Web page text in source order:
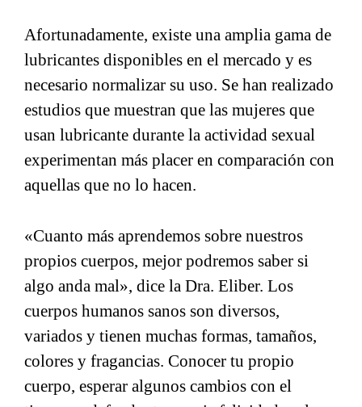
Afortunadamente, existe una amplia gama de
lubricantes disponibles en el mercado y es
necesario normalizar su uso. Se han realizado
estudios que muestran que las mujeres que
usan lubricante durante la actividad sexual
experimentan más placer en comparación con
aquellas que no lo hacen.
«Cuanto más aprendemos sobre nuestros
propios cuerpos, mejor podremos saber si
algo anda mal», dice la Dra. Eliber. Los
cuerpos humanos sanos son diversos,
variados y tienen muchas formas, tamaños,
colores y fragancias. Conocer tu propio
cuerpo, esperar algunos cambios con el